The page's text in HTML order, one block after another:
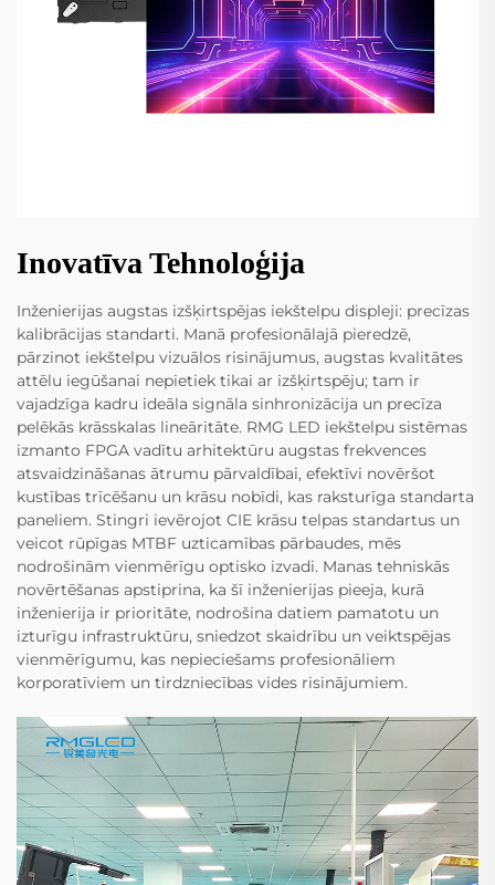
Inovatīva Tehnoloģija
Inženierijas augstas izšķirtspējas iekštelpu displeji: precīzas
kalibrācijas standarti. Manā profesionālajā pieredzē,
pārzinot iekštelpu vizuālos risinājumus, augstas kvalitātes
attēlu iegūšanai nepietiek tikai ar izšķirtspēju; tam ir
vajadzīga kadru ideāla signāla sinhronizācija un precīza
pelēkās krāsskalas lineāritāte. RMG LED iekštelpu sistēmas
izmanto FPGA vadītu arhitektūru augstas frekvences
atsvaidzināšanas ātrumu pārvaldībai, efektīvi novēršot
kustības trīcēšanu un krāsu nobīdi, kas raksturīga standarta
paneliem. Stingri ievērojot CIE krāsu telpas standartus un
veicot rūpīgas MTBF uzticamības pārbaudes, mēs
nodrošinām vienmērīgu optisko izvadi. Manas tehniskās
novērtēšanas apstiprina, ka šī inženierijas pieeja, kurā
inženierija ir prioritāte, nodrošina datiem pamatotu un
izturīgu infrastruktūru, sniedzot skaidrību un veiktspējas
vienmērīgumu, kas nepieciešams profesionāliem
korporatīviem un tirdzniecības vides risinājumiem.